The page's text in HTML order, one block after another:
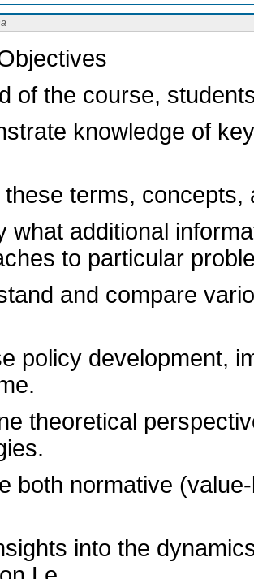
of the course,
knowledge of
these terms,
what additional
to particular
and compare
policy development,
theoretical
both normative
into the